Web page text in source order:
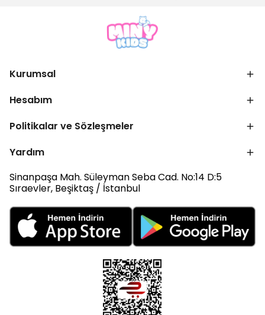
Kurumsal
Hesabım
Politikalar ve Sözleşmeler
Yardım
Sinanpaşa Mah. Süleyman Seba Cad. No:14 D:5
Sıraevler, Beşiktaş / İstanbul